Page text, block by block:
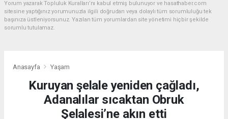
Yorum yazarak Topluluk Kuralları’nı kabul etmiş bulunuyor ve hasathaber.com
sitesine yaptığınız yorumunuzla ilgili doğrudan veya dolaylı tüm sorumluluğu tek
başınıza üstleniyorsunuz. Yazılan tüm yorumlardan site yönetimi hiçbir şekilde
sorumlu tutulamaz.
Anasayfa Yaşam
Kuruyan şelale yeniden çağladı,
Adanalılar sıcaktan Obruk
Şelalesi’ne akın etti